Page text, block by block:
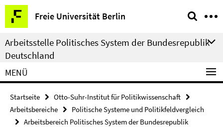
Springe
direkt
zu
Inhalt
Freie Universität Berlin
Service-
Navigation
Arbeitsstelle Politisches System der Bundesrepublik
Deutschland
MENÜ
Startseite
Otto-Suhr-Institut für Politikwissenschaft
Arbeitsbereiche
Politische Systeme und Politikfeldvergleich
Arbeitsbereich Politisches System der Bundesrepublik